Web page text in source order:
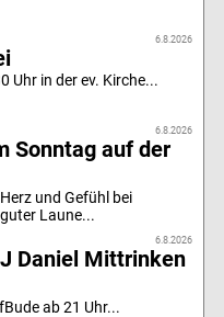
6.8.2026
Uhr in der ev. Kirche...
6.8.2026
Sonntag auf der
und Gefühl bei
Laune...
6.8.2026
Daniel Mittrinken
ab 21 Uhr...